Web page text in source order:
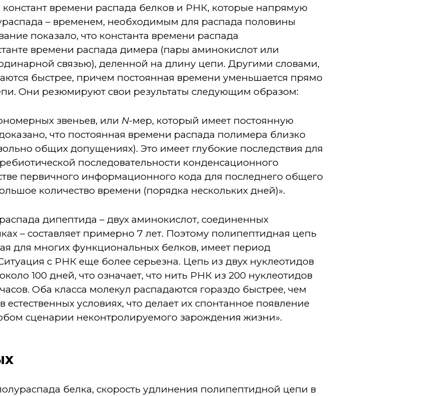
времени распада белков и РНК, которые напрямую
– временем, необходимым для распада половины
показало, что константа времени распада
времени распада димера (пары аминокислот или
связью), деленной на длину цепи. Другими словами,
быстрее, причем постоянная времени уменьшается прямо
Они резюмируют свои результаты следующим образом:
звеньев, или N-мер, который имеет постоянную
что постоянная времени распада полимера близко
общих допущениях). Это имеет глубокие последствия для
последовательности конденсационного
первичного информационного кода для последнего общего
количество времени (порядка нескольких дней)».
дипептида – двух аминокислот, соединенных
– составляет примерно 7 лет. Поэтому полипептидная цепь
для многих функциональных белков, имеет период
с РНК еще более серьезна. Цепь из двух нуклеотидов
100 дней, что означает, что нить РНК из 200 нуклеотидов
Оба класса молекул распадаются гораздо быстрее, чем
условиях, что делает их спонтанное появление
сценарии неконтролируемого зарождения жизни».
белка, скорость удлинения полипептидной цепи в